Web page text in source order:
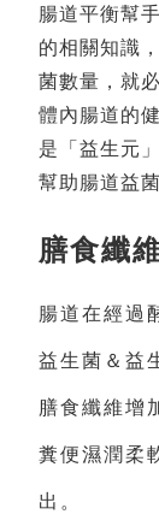
腸道平衡幫
的相關知識
菌數量，就
體內腸道的
是「益生元
幫助腸道益
膳食纖
腸道在經過
益生菌＆益
膳食纖維增
糞便濕潤柔
出。